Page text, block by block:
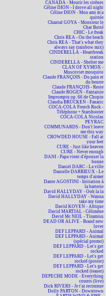
CANADA - Mourir les sirènes
Céline DION - I drove all night
Céline DION - Mon ami m'a
quittée
Chantal GOYA - Monsieur le
Chat Botté
CHIC - Le freak
Chris REA - On the beach
Chris REA - That's what they
always say (rainbow mix)
CINDERELLA - Heartbreak
station
CINDERELLA - Shelter me
CLAN OF XYMOX -
Muscoviet mosquito
Claude FRANÇOIS - Du pain et
du beurre
Claude FRANÇOIS - Reste
Claude ROGEN - Fantaisie
Impromptu op. 66 de Chopin
Claudia BRÜCKEN - Fanatic
COCA-COLA French Rock -
Téléphone + Starshooter
COCA-COLA Nicolas
PEYRAC
COMMUNARDS - Don't leave
me this way
CROWDED HOUSE - Fall at
your feet
CURE - Just like heaven
CURE - Never enough
DANI - Papa vient d'épouser la
bonne
Daniel DARC - La ville
Danielle DARRIEUX - Le
temps d'aimer
Dante AGOSTINI - Initiation à
la batterie
David HALLYDAY - Ooh la la
David HALLYDAY - Wanna
take my time
David KOVEN - Afrique
David MARTIAL - Célimène
David Mc NEIL - Tiramisu
DEAD OR ALIVE - Brand new
lover
DEF LEPPARD - Animal
DEF LEPPARD - Animal
(spécial promo)
DEF LEPPARD - Let's get
rocked
DEF LEPPARD - Let's get
rocked (poster)
DEF LEPPARD - Let's get
rocked (teaser)
DEPECHE MODE - Everything
counts (live)
Dick RIVERS - Je t'ai reconnue
Dolly PARTON - Downtown